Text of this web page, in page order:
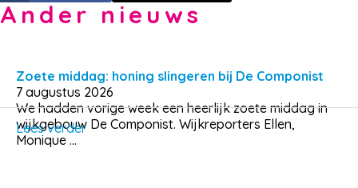
Ander nieuws
Zoete middag: honing slingeren bij De Componist
7 augustus 2026
We hadden vorige week een heerlijk zoete middag in
wijkgebouw De Componist. Wijkreporters Ellen,
Monique ...
Lees verder